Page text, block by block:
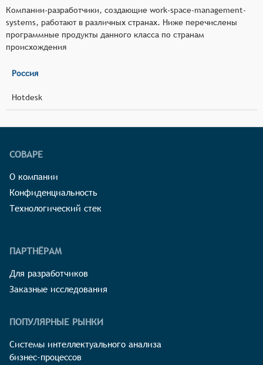
Компании-разработчики, создающие work-space-management-
systems, работают в различных странах. Ниже перечислены
программные продукты данного класса по странам
происхождения
Россия
Hotdesk
СОВАРЕ
О компании
Конфиденциальность
Технологический стек
ПАРТНЁРАМ
Для разработчиков
Заказные исследования
ПОПУЛЯРНЫЕ РЫНКИ
Системы интеллектуального анализа
бизнес-процессов